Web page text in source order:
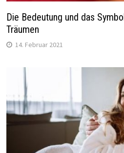
Die Bedeutung und das
Träumen
14. Februar 2021